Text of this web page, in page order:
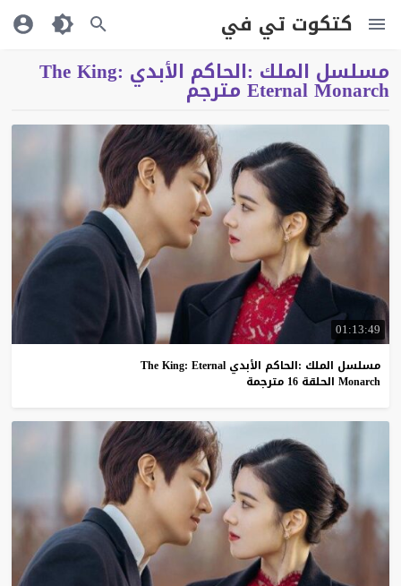
كتكوت تي في
مسلسل الملك :الحاكم الأبدي The King:
Eternal Monarch مترجم
01:13:49
مسلسل الملك :الحاكم الأبدي The King: Eternal
Monarch الحلقة 16 مترجمة